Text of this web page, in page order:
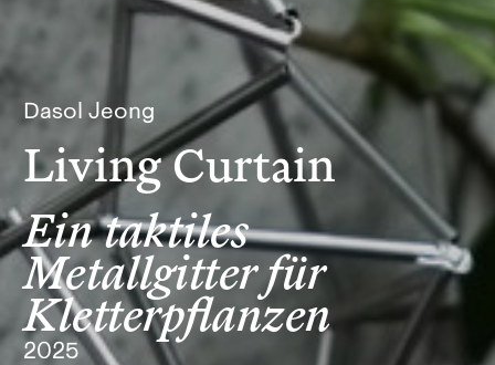
Dasol Jeong
Living Curtain
Ein taktiles
Metallgitter für
Kletterpflanzen
2025